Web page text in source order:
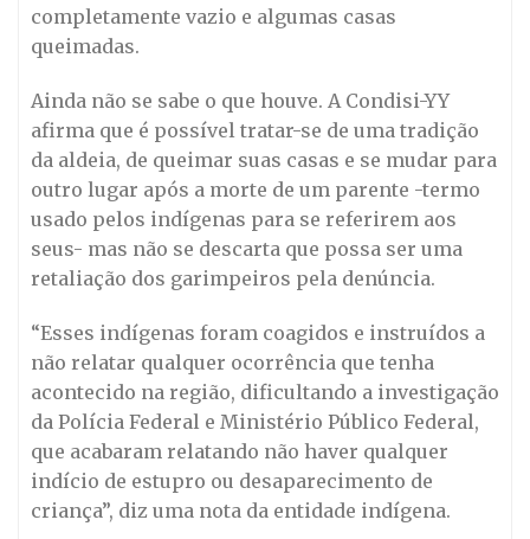
completamente vazio e algumas casas
queimadas.
Ainda não se sabe o que houve. A Condisi-YY
afirma que é possível tratar-se de uma tradição
da aldeia, de queimar suas casas e se mudar para
outro lugar após a morte de um parente -termo
usado pelos indígenas para se referirem aos
seus- mas não se descarta que possa ser uma
retaliação dos garimpeiros pela denúncia.
“Esses indígenas foram coagidos e instruídos a
não relatar qualquer ocorrência que tenha
acontecido na região, dificultando a investigação
da Polícia Federal e Ministério Público Federal,
que acabaram relatando não haver qualquer
indício de estupro ou desaparecimento de
criança”, diz uma nota da entidade indígena.